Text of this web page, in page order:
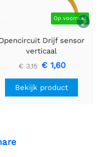

Op voorraad
Drijf sensor
verticaal
€ 3,15 € 1,60
Bekijk product